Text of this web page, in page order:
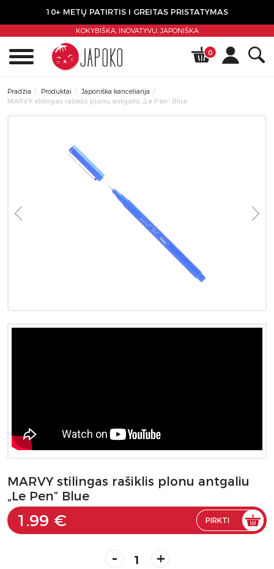
10+ METŲ PATIRTIS I GREITAS PRISTATYMAS
KOKYBIŠKA, INOVATYVU,JAPONIŠKA
0
Pradžia Produktai
Japoniška kanceliarija
MARVY stilingas rašiklis plonu antgaliu „Le Pen” Blue
MARVY stilingas rašiklis plonu antgaliu
„Le Pen” Blue
1.99 € PIRKTI
- +